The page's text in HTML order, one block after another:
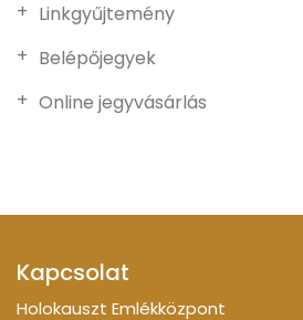
Linkgyűjtemény
Belépőjegyek
Online jegyvásárlás
Kapcsolat
Holokauszt Emlékközpont